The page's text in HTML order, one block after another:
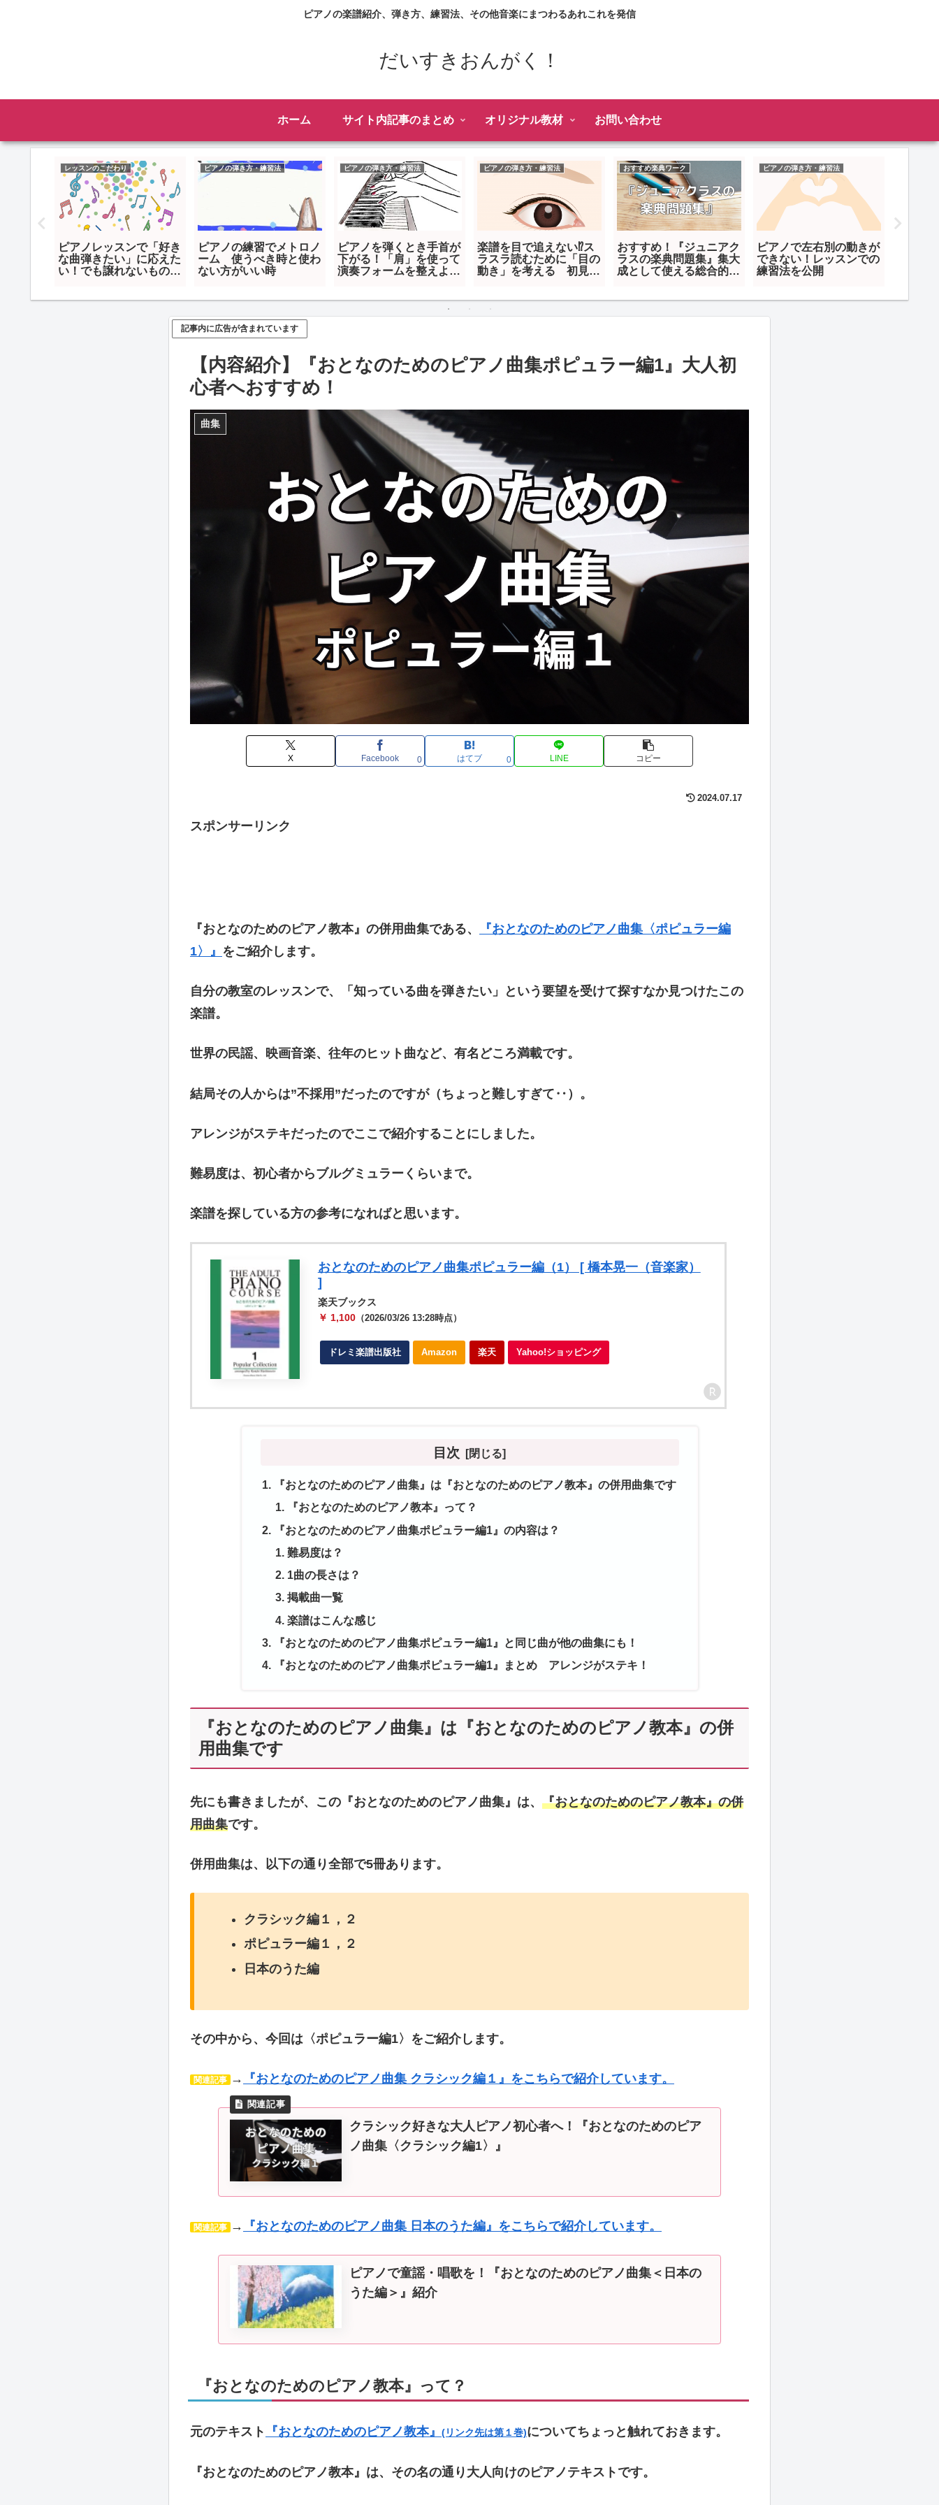
ピアノの楽譜紹介、弾き方、練習法、その他音楽にまつわるあれこれを発信
だいすきおんがく！
ホーム サイト内記事のまとめ オリジナル教材 お問い合わせ
えない⁉ス
ために「目の
える 初見力
おすすめ楽典ワーク
おすすめ！『ジュニアク
ラスの楽典問題集』集大
成として使える総合的な
ピアノの弾き方・練習法
ピアノで左右別の動きが
できない！レッスンでの
練習法を公開
私の考え
「歌」は習い事初めての
子どもに最適！3つのお
勧め理由をまとめます
私の考え
ピアノ発表会の講師演奏
なぜこの曲？私の選曲の
仕方と考え方
ピアノの弾き方・練習法
ピアノの指くぐりと「肩
関節」の関係 音が切れ
ないように弾くために
ピアノの弾き方・練習法
「曲の構成」は大事！ピ
アノ初心者だって意識し
て弾こう！
記事内に広告が含まれています
【内容紹介】『おとなのためのピアノ曲集ポピュラー編1』大人初
心者へおすすめ！
曲集
X Facebook 0 はてブ 0 LINE コピー
2024.07.17
スポンサーリンク
『おとなのためのピアノ教本』の併用曲集である、
『おとなのためのピアノ曲集〈ポピュラー編
1〉』 をご紹介します。
自分の教室のレッスンで、「知っている曲を弾きたい」という要望を受けて探すなか見つけたこの
楽譜。
世界の民謡、映画音楽、往年のヒット曲など、有名どころ満載です。
結局その人からは”不採用”だったのですが（ちょっと難しすぎて‥）。
アレンジがステキだったのでここで紹介することにしました。
難易度は、初心者からブルグミュラーくらいまで。
楽譜を探している方の参考になればと思います。
おとなのためのピアノ曲集ポピュラー編（1） [ 橋本晃一（音楽家）
]
楽天ブックス
￥ 1,100（2026/03/26 13:28時点）
ドレミ楽譜出版社 Amazon 楽天 Yahoo!ショッピング
目次
『おとなのためのピアノ曲集』は『おとなのためのピアノ教本』の併用曲集です
『おとなのためのピアノ教本』って？
『おとなのためのピアノ曲集ポピュラー編1』の内容は？
難易度は？
1曲の長さは？
掲載曲一覧
楽譜はこんな感じ
『おとなのためのピアノ曲集ポピュラー編1』と同じ曲が他の曲集にも！
『おとなのためのピアノ曲集ポピュラー編1』まとめ アレンジがステキ！
『おとなのためのピアノ曲集』は『おとなのためのピアノ教本』の併
用曲集です
先にも書きましたが、この『おとなのためのピアノ曲集』は、 『おとなのためのピアノ教本』の併
用曲集です。
併用曲集は、以下の通り全部で5冊あります。
クラシック編１，２
ポピュラー編１，２
日本のうた編
その中から、今回は〈ポピュラー編1〉をご紹介します。
関連記事 → 『おとなのためのピアノ曲集 クラシック編１』をこちらで紹介しています。
クラシック好きな大人ピアノ初心者へ！『おとなのためのピア
ノ曲集〈クラシック編1〉』
関連記事 → 『おとなのためのピアノ曲集 日本のうた編』をこちらで紹介しています。
ピアノで童謡・唱歌を！『おとなのためのピアノ曲集＜日本の
うた編＞』紹介
『おとなのためのピアノ教本』って？
元のテキスト 『おとなのためのピアノ教本』 (リンク先は第１巻)についてちょっと触れておきます。
『おとなのためのピアノ教本』は、その名の通り大人向けのピアノテキストです。